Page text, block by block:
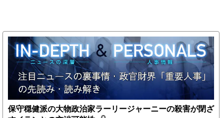
保守穏健派の大物政治家ラーリージャーニーの殺害が閉ざ